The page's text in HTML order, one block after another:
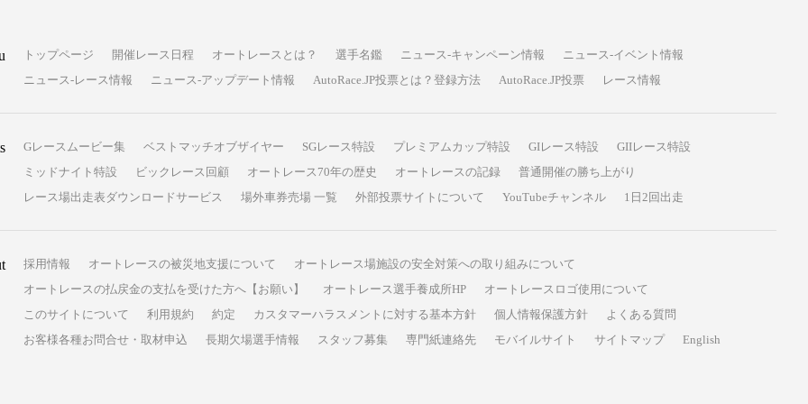
トップページ 開催レース日程 オートレースとは？ 選手名鑑 ニュース-キャンペーン情報
ニュース-イベント情報
ニュース-レース情報
ニュース-アップデート情報 AutoRace.JP投票とは？登録方法 AutoRace.JP投票 レース情報
Gレースムービー集 ベストマッチオブザイヤー SGレース特設 プレミアムカップ特設 GIレース特設
GIIレース特設
ミッドナイト特設
ビックレース回顧 オートレース70年の歴史 オートレースの記録
普通開催の勝ち上がり
レース場出走表ダウンロードサービス
場外車券売場 一覧 外部投票サイトについて YouTubeチャンネル 1日2回出走
採用情報 オートレースの被災地支援について
オートレース場施設の安全対策への取り組みについて
オートレースの払戻金の支払を受けた方へ【お願い】
オートレース選手養成所HP
オートレースロゴ使用について
このサイトについて
利用規約 約定 カスタマーハラスメントに対する基本方針 個人情報保護方針
よくある質問
お客様各種お問合せ・取材申込
長期欠場選手情報 スタッフ募集 専門紙連絡先 モバイルサイト サイトマップ English